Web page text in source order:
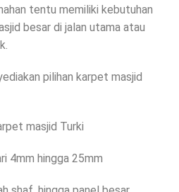
tentu memiliki kebutuhan
besar di jalan utama atau
pilihan karpet masjid
masjid Turki
4mm hingga 25mm